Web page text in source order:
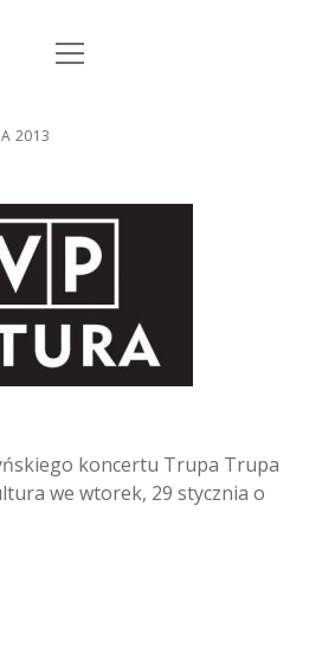
GŁÓWNA
/ KONTAKT
open
2013
koncertu Trupa Trupa
we wtorek, 29 stycznia o